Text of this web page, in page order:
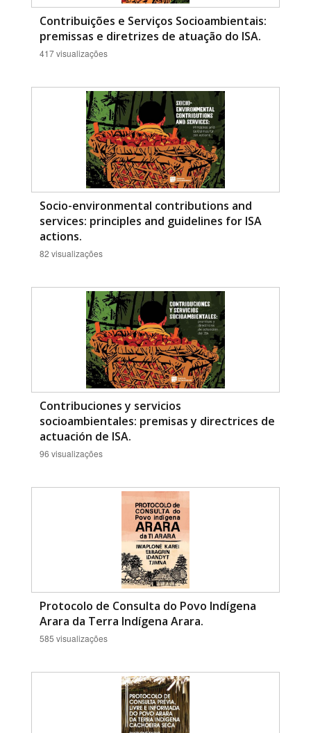
Contribuições e Serviços Socioambientais:
premissas e diretrizes de atuação do ISA.
417 visualizações
Socio-environmental contributions and
services: principles and guidelines for ISA
actions.
82 visualizações
Contribuciones y servicios
socioambientales: premisas y directrices de
actuación de ISA.
96 visualizações
Protocolo de Consulta do Povo Indígena
Arara da Terra Indígena Arara.
585 visualizações